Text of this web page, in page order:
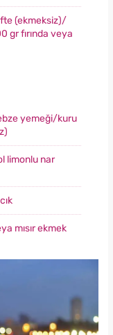
(ekmeksiz)/
gr fırında veya
yemeği/kuru
limonlu nar
mısır ekmek